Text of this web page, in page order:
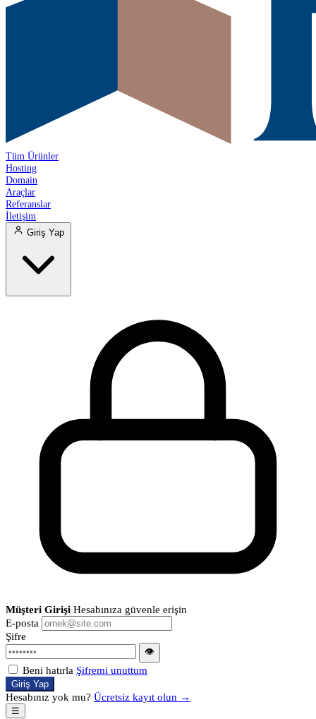
Tüm Ürünler
Hosting
Domain
Araçlar
Referanslar
İletişim
Giriş Yap
Müşteri Girişi Hesabınıza güvenle erişin
E-posta
Şifre
👁
Beni hatırla Şifremi unuttum
Giriş Yap
Hesabınız yok mu? Ücretsiz kayıt olun →
☰